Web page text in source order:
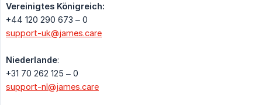
Vereinigtes Königreich:
+44 120 290 673 – 0
support-uk@james.care
Niederlande:
+31 70 262 125 – 0
support-nl@james.care